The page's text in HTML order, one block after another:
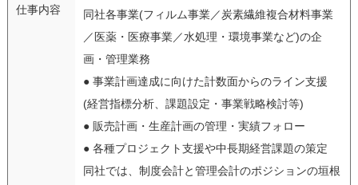
仕事内容
同社各事業(フィルム事業／炭素繊維複合材料事業
／医薬・医療事業／水処理・環境事業など)の企
画・管理業務
● 事業計画達成に向けた計数面からのライン支援
(経営指標分析、課題設定・事業戦略検討等)
● 販売計画・生産計画の管理・実績フォロー
● 各種プロジェクト支援や中長期経営課題の策定
同社では、制度会計と管理会計のポジションの垣根